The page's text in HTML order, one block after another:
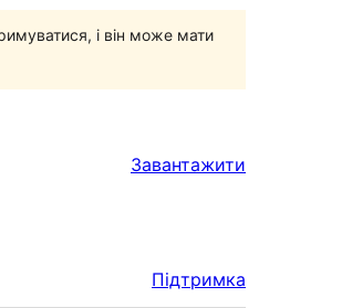
і він може мати
Завантажити
Підтримка